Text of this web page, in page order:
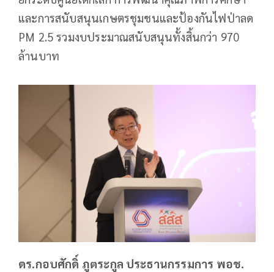
และการสนับสนุนเกษตรชุมชนและป้องกันไฟป่าลด
PM 2.5 รวมงบประมาณสนับสนุนทั้งสิ้นกว่า 970
ล้านบาท
ดร.กอบศักดิ์ ภูตระกูล ประธานกรรมการ พอช.